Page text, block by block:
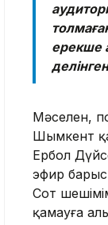
ерекше
Мәселен,
Шымкент
Ербол
эфир
Сот
қамауға